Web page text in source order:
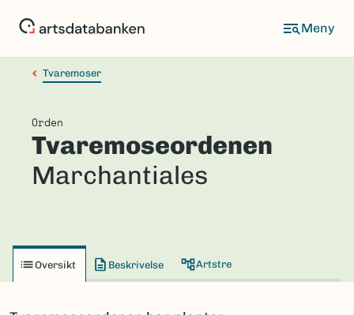
Tvaremoser
Orden
Tvaremoseordenen
Marchantiales
Oversikt Beskrivelse Artstre